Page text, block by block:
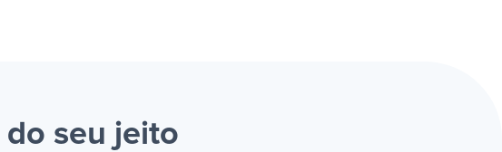
do seu jeito